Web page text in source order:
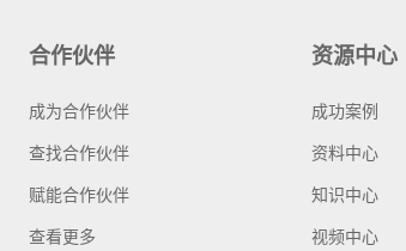
合作伙伴
成为合作伙伴
查找合作伙伴
赋能合作伙伴
查看更多
资源中心
成功案例
资料中心
知识中心
视频中心